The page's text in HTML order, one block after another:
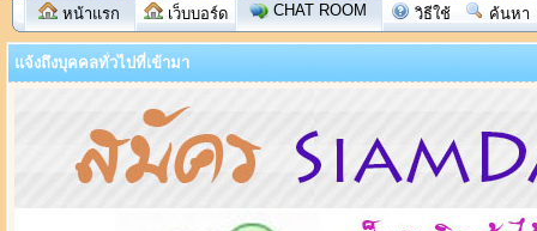
หน้าแรก เว็บบอร์ด CHAT ROOM วิธีใช้ ค้นหา
แจ้งถึงบุคคลทั่วไปที่เข้ามา